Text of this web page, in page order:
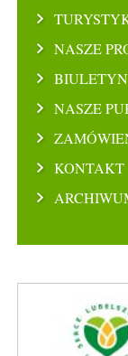
NASZE
NASZE
KONTAKT